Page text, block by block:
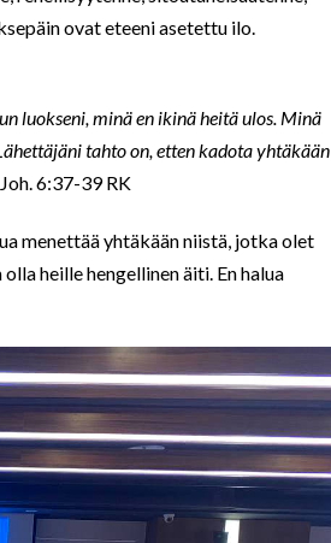
ovat eteeni asetettu ilo.
luokseni, minä en ikinä heitä ulos. Minä
tahto on, etten kadota yhtäkään
Joh. 6:37-39 RK
menettää yhtäkään niistä, jotka olet
heille hengellinen äiti. En halua